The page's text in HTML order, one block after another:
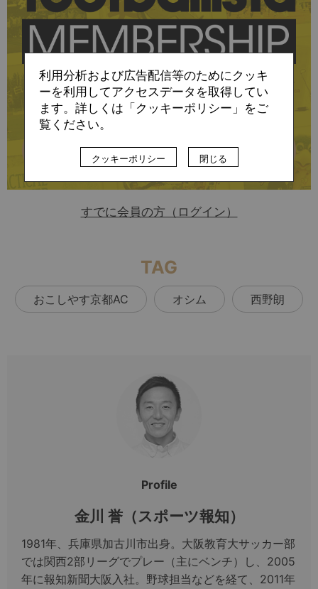
に会員登録すると
お読みいただけます
詳細はこちら
すでに会員の方（ログイン）
TAG
おこしやす京都AC オシム 西野朗
Profile
金川 誉（スポーツ報知）
1981年、兵庫県加古川市出身。大阪教育大サッカー部
では関西2部リーグでプレー（主にベンチ）し、2005
年に報知新聞大阪入社。野球担当などを経て、2011年
利用分析および広告配信等のためにクッキ
ーを利用してアクセスデータを取得してい
ます。詳しくは「クッキーポリシー」をご
覧ください。
クッキーポリシー 閉じる